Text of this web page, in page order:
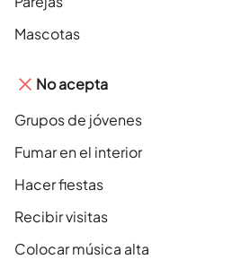
Mascotas
No acepta
Grupos de jóvenes
Fumar en el interior
Hacer fiestas
Recibir visitas
Colocar música alta